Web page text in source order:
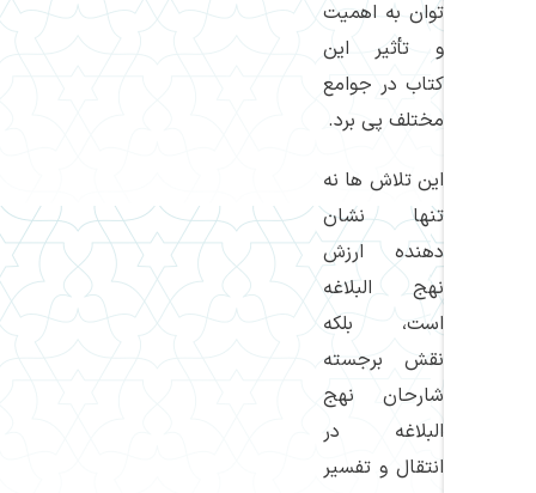
توان به اهمیت
و تأثیر این
کتاب در جوامع
مختلف پی برد.
این تلاش ها نه
تنها نشان
دهنده ارزش
نهج البلاغه
است، بلکه
نقش برجسته
شارحان نهج
البلاغه در
انتقال و تفسیر